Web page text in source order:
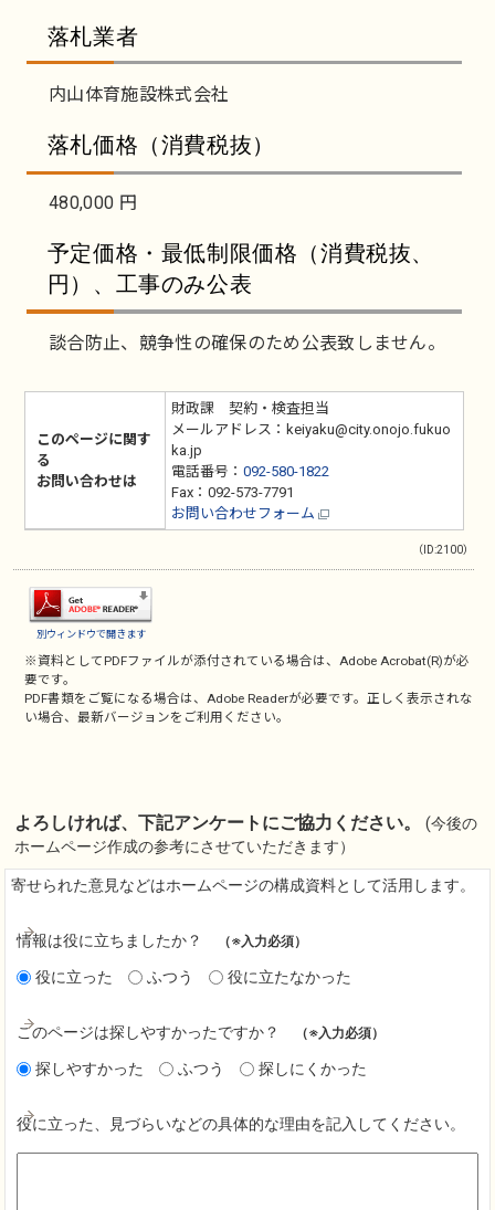
落札業者
内山体育施設株式会社
落札価格（消費税抜）
480,000 円
予定価格・最低制限価格（消費税抜、
円）、工事のみ公表
談合防止、競争性の確保のため公表致しません。
このページに関す
る
お問い合わせは
財政課 契約・検査担当
メールアドレス：keiyaku@city.onojo.fukuo
ka.jp
電話番号： 092-580-1822
Fax：092-573-7791
お問い合わせフォーム
（ID:2100）
別ウィンドウで開きます
※資料としてPDFファイルが添付されている場合は、Adobe Acrobat(R)が必
要です。
PDF書類をご覧になる場合は、Adobe Readerが必要です。正しく表示されな
い場合、最新バージョンをご利用ください。